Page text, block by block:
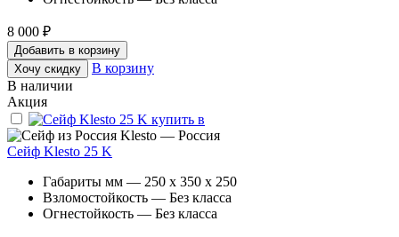
8 000 ₽
Добавить в корзину
Хочу скидку
В корзину
В наличии
Акция
Klesto — Россия
Сейф Klesto 25 K
Габариты мм — 250 x 350 x 250
Взломостойкость — Без класса
Огнестойкость — Без класса